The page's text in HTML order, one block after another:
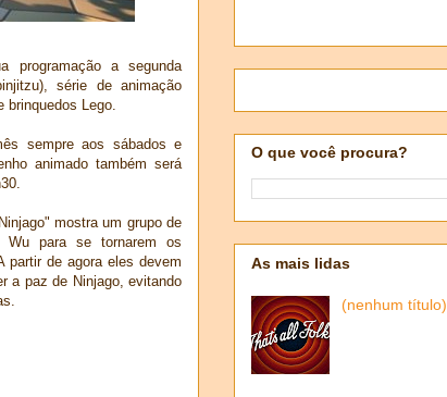
programação a segunda
série de animação
Lego.
sempre aos sábados e
animado também será
mostra um grupo de
Wu para se tornarem os
partir de agora eles devem
a paz de Ninjago, evitando
O que você procura?
As mais lidas
(nenhum título)